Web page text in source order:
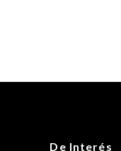
De Interés